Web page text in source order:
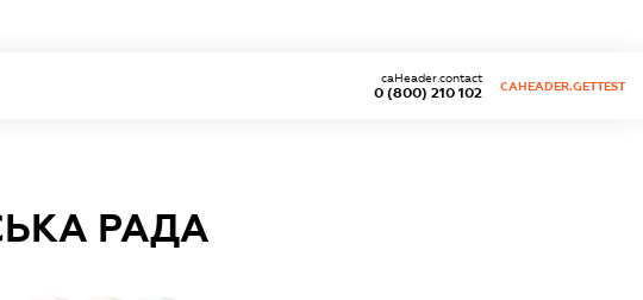
0 (800) 210 102
caHeader.contact
CAHEADER.GETTEST
РАДА